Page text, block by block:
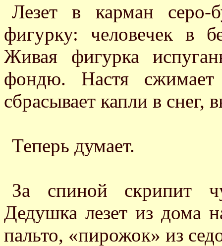
Лезет в карман серо-
фигурку: человечек в
Живая фигурка
фондю. Настя
сбрасывает капли в снег,
Теперь думает.
За спиной скрипит
Дедушка лезет из дома
пальто, «пирожок» из